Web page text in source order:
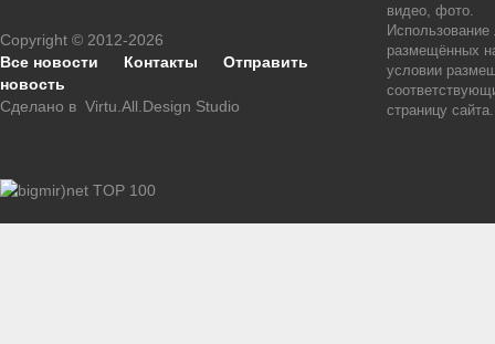
Copyright © 2012-2026
Все новости
Контакты
Отправить
новость
Сделано в Virtu.All.Design Studio
видео, фото.
размещённых
условии
страницу сайта.